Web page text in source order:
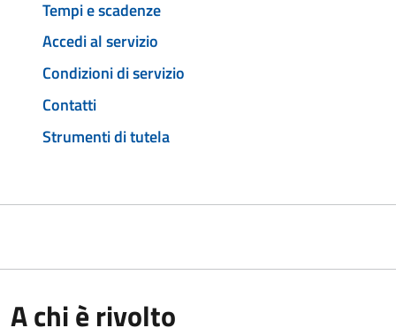
Tempi e scadenze
Accedi al servizio
Condizioni di servizio
Contatti
Strumenti di tutela
A chi è rivolto